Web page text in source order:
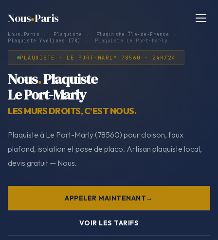
Nous Paris
Nous.Paris Plaquiste Plaquiste Île-de-France
Plaquiste Yvelines (78)
Plaquiste Le Port-Marly
PLAQUISTE · LE PORT-MARLY 78560 · 24H/24
Nous.Plaquiste
Le Port-Marly
LES MURS DROITS, C'EST NOUS.
Plaquiste à Le Port-Marly (78560) pour cloison, faux
plafond, isolation et pose de placo. Artisan plaquiste local,
devis gratuit — Nous.
APPELER MAINTENANT
VOIR LES TARIFS